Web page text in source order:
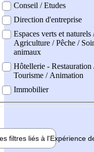
Conseil / Etudes
Direction d'entreprise
Espaces verts et naturels
Agriculture / Pêche /
animaux
Hôtellerie - Restauration
Tourisme / Animation
Immobilier
filtres liés à l'Expérience